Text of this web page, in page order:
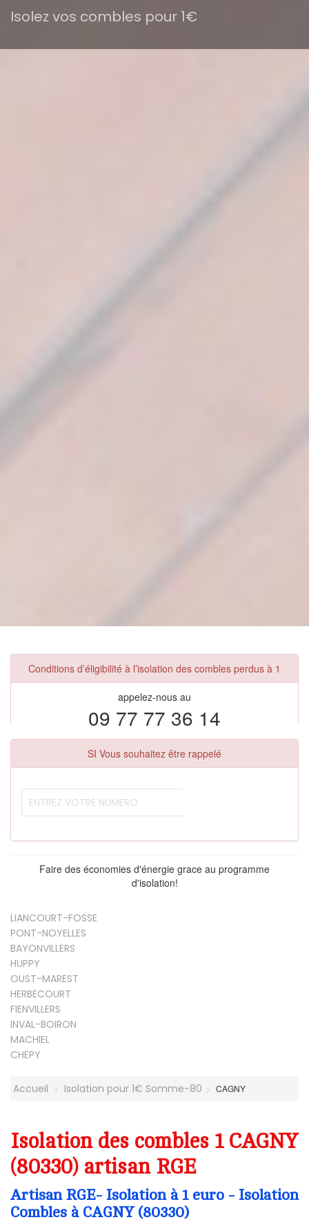
Isolez vos combles pour 1€
Conditions d’éligibilité à l’isolation des combles perdus à 1
appelez-nous au
09 77 77 36 14
SI Vous souhaitez être rappelé
Faire des économies d'énergie grace au programme
d'isolation!
LIANCOURT-FOSSE
PONT-NOYELLES
BAYONVILLERS
HUPPY
OUST-MAREST
HERBECOURT
FIENVILLERS
INVAL-BOIRON
MACHIEL
CHEPY
Accueil Isolation pour 1€ Somme-80 CAGNY
Isolation des combles 1 CAGNY
(80330) artisan RGE
Artisan RGE- Isolation à 1 euro - Isolation
Combles à CAGNY (80330)